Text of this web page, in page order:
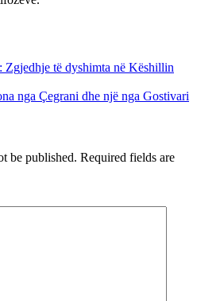
të dyshimta në Këshillin
nga Çegrani dhe një nga Gostivari
be published. Required fields are